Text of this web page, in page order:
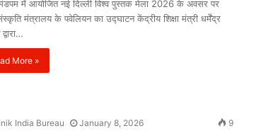
में आयोजित नई दिल्ली विश्व पुस्तक मेला 2026 के अवसर पर
मंत्रालय के पवेलियन का उद्घाटन केंद्रीय शिक्षा मंत्री धर्मेंद्र
More »
India Bureau January 8, 2026 9
पेपर
पर
बड़ी
से
माफिया पर बड़ी चोट, लोकसभा से एंटी
पेपर लीक संशोधन बिल 2026 को मंजूरी